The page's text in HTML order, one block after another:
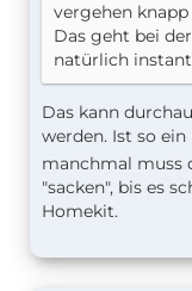
vergehen
Das geht bei
natürlich
Das kann
werden. Ist so
manchmal muss
"sacken", bis es
Homekit.